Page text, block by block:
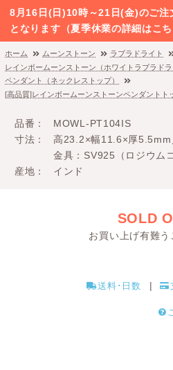
8月16日(日)10時～21日(金)のご注
となります（夏季休業の詳細はこち
ホーム ムーンストーン
ラブラドライト
レインボームーンストーン（ホワイトラブラドラ
ペンダント（ネックレストップ）
[高品質]レインボームーンストーンペンダント
品番
MOWL-PT104IS
寸法
高23.2×幅11.6×厚
金具：SV925（ロジウム
産地
インド
SOLD
お買い上げ有難う
送料･日数